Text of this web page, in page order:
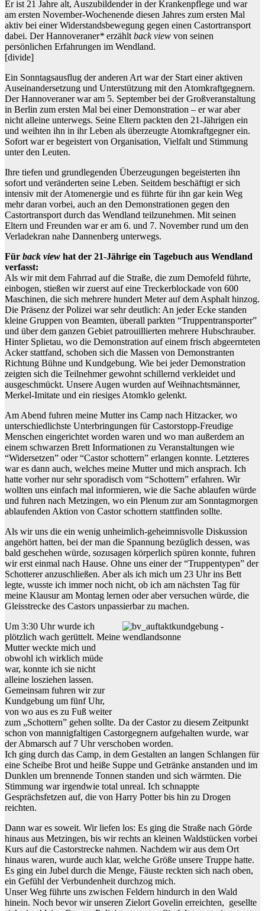
Er ist 21 Jahre alt, Auszubildender in der Krankenpflege und war
am ersten November-Wochenende diesen Jahres zum ersten Mal
aktiv bei einer Widerstandsbewegung gegen einen Castortransport
dabei. Der Hannoveraner* erzähltback view von seinen
persönlichen Erfahrungen im Wendland.
[divide]
Ein Sonntagsausflug der anderen Art war der Start einer aktiven
Auseinandersetzung und Unterstützung mit den Atomkraftgegnern.
Der Hannoveraner war am 5. September bei der Großveranstaltung
in Berlin zum ersten Mal bei einer Demonstration – er war aber
nicht alleine unterwegs. Seine Eltern packten den 21-Jährigen ein
und weihten ihn in ihr Leben als überzeugte Atomkraftgegner ein.
Sofort war er begeistert von Organisation, Vielfalt und Stimmung
unter den Leuten.
Ihre tiefen und grundlegenden Überzeugungen begeisterten ihn
sofort und veränderten seine Leben. Seitdem beschäftigt er sich
intensiv mit der Atomenergie und es führte für ihn gar kein Weg
mehr daran vorbei, auch an den Demonstrationen gegen den
Castortransport durch das Wendland teilzunehmen. Mit seinen
Eltern und Freunden war er am 6. und 7. November rund um den
Verladekran nahe Dannenberg unterwegs.
Für back view hat der 21-Jährige ein Tagebuch aus Wendland
verfasst:
Als wir mit dem Fahrrad auf die Straße, die zum Demofeld führte,
einbogen, stießen wir zuerst auf eine Treckerblockade von 600
Maschinen, die sich mehrere hundert Meter auf dem Asphalt hinzog.
Die Präsenz der Polizei war sehr deutlich: An jeder Ecke standen
kleine Gruppen von Beamten, überall parkten “Truppentransporter”
und über dem ganzen Gebiet patrouillierten mehrere Hubschrauber.
Hinter Splietau, wo die Demonstration auf einem frisch abgeernteten
Acker stattfand, schoben sich die Massen von Demonstranten
Richtung Bühne und Kundgebung. Wie bei jeder Demonstration
zeigten sich die Teilnehmer gewohnt schillernd verkleidet und
ausgeschmückt. Unsere Augen wurden auf Weihnachtsmänner,
Merkel-Imitate und ein riesiges Atomklo gelenkt.
Am Abend fuhren meine Mutter ins Camp nach Hitzacker, wo
unterschiedlichste Unterbringungen für Castorstopp-Freudige
Menschen eingerichtet worden waren und wo man außerdem an
einem schwarzen Brett Informationen zu Veranstaltungen wie
“Widersetzen” oder “Castor schottern” erlangen konnte. Letzteres
war es dann auch, welches meine Mutter und mich ansprach. Ich
hatte vorher nur sehr sporadisch vom “Schottern” erfahren. Wir
wollten uns einfach mal informieren, wie die Sache ablaufen würde
und fuhren nach Metzingen, wo ein Plenum zur am Sonntagmorgen
ablaufenden Aktion von Castor schottern stattfinden sollte.
Als wir uns die ein wenig unheimlich-geheimnisvolle Diskussion
angehört hatten, bei der man die Spannung bezüglich dessen, was
bald geschehen würde, sozusagen körperlich spüren konnte, fuhren
wir erst einmal nach Hause. Ohne uns einer der “Truppentypen” der
Schotterer anzuschließen. Aber als ich mich um 23 Uhr ins Bett
legte, wusste ich immer noch nicht, ob ich am nächsten Tag für
meine Klausur am Montag lernen oder aber versuchen würde, die
Gleisstrecke des Castors unpassierbar zu machen.
Um 3:30 Uhr wurde ich
plötzlich wach gerüttelt. Meine
Mutter weckte mich und
obwohl ich wirklich müde
war, konnte ich sie nicht
alleine losziehen lassen.
Gemeinsam fuhren wir zur
Kundgebung um fünf Uhr,
von wo aus es zu Fuß weiter
zum „Schottern” gehen sollte. Da der Castor zu diesem Zeitpunkt
schon von mannigfaltigen Castorgegnern aufgehalten wurde, war
der Abmarsch auf 7 Uhr verschoben worden.
Ich ging durch das Camp, in dem Gestalten an langen Schlangen für
eine Scheibe Brot und heiße Suppe und Getränke anstanden und im
Dunklen um brennende Tonnen standen und sich wärmten. Die
Stimmung war irgendwie total unreal. Ich schnappte
Gesprächsfetzen auf, die von Harry Potter bis hin zu Drogen
reichten.
Dann war es soweit. Wir liefen los: Es ging die Straße nach Görde
hinaus aus Metzingen, bis wir rechts an kleinen Waldstücken vorbei
Kurs auf die Castorstrecke nahmen. Nachdem wir aus dem Ort
hinaus waren, wurde auch klar, welche Größe unsere Truppe hatte.
Es ging ein Jubel durch die Menge, Fäuste reckten sich nach oben,
ein Gefühl der Verbundenheit durchzog mich.
Unser Weg führte uns zwischen Feldern hindurch in den Wald
hinein. Noch bevor wir unseren Zielort Govelin erreichten, gesellte